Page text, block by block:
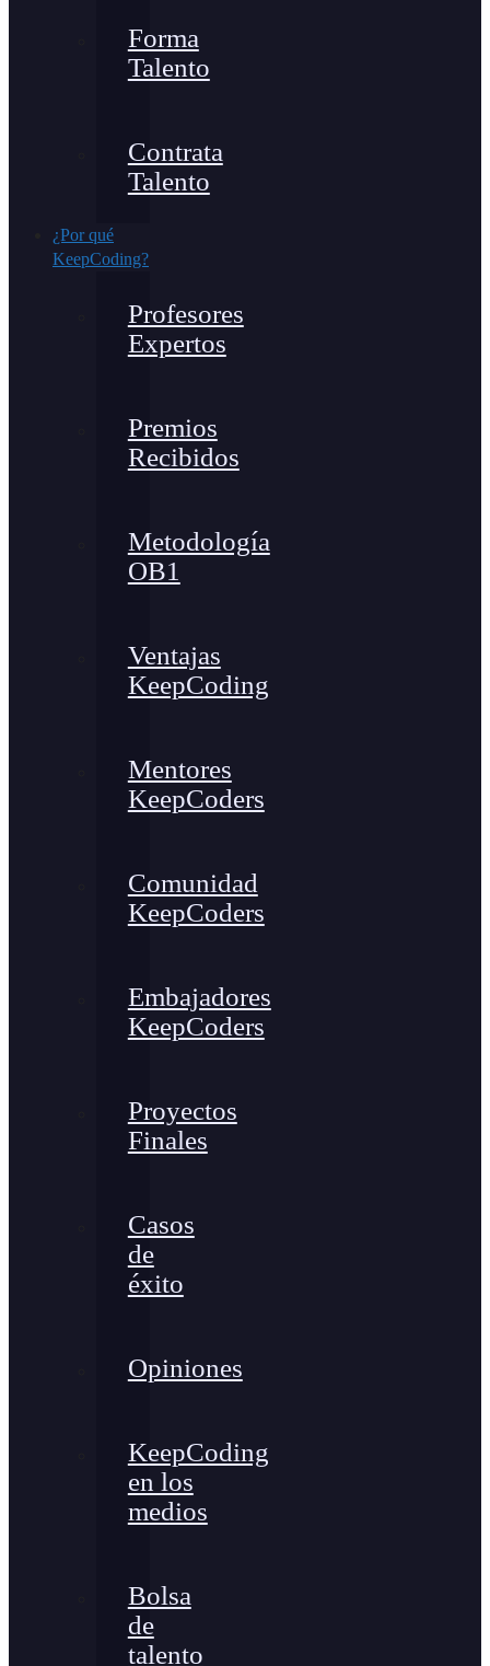
Forma
Talento
Contrata
Talento
¿Por qué
KeepCoding?
Profesores
Expertos
Premios
Recibidos
Metodología
OB1
Ventajas
KeepCoding
Mentores
KeepCoders
Comunidad
KeepCoders
Embajadores
KeepCoders
Proyectos
Finales
Casos
de
éxito
Opiniones
KeepCoding
en los
medios
Bolsa
de
talento